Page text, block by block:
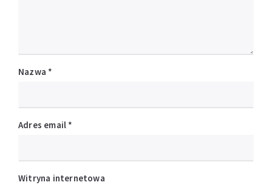
Nazwa *
Adres email *
Witryna internetowa